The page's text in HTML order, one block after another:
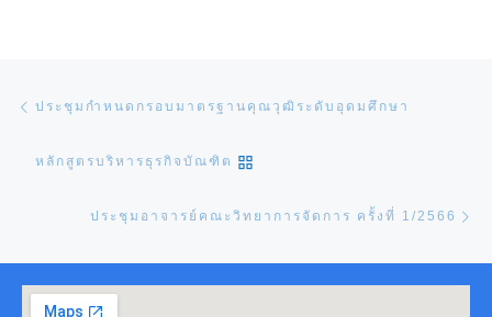
Post navigation
ประชุมกำหนดกรอบมาตรฐานคุณวุฒิระดับอุดมศึกษา
หลักสูตรบริหารธุรกิจบัณฑิต
ประชุมอาจารย์คณะวิทยาการจัดการ ครั้งที่ 1/2566